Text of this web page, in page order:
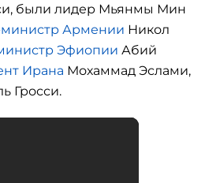
были лидер Мьянмы Мин
Армении Никол
Эфиопии Абий
Ирана Мохаммад Эслами,
Гросси.